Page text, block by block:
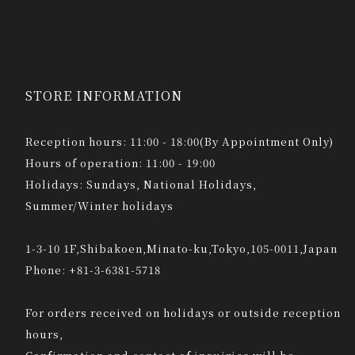
STORE INFORMATION
Reception hours: 11:00 - 18:00(By Appointment Only)
Hours of operation: 11:00 - 19:00
Holidays: Sundays, National Holidays,
Summer/Winter holidays
1-3-10 1F,Shibakoen,Minato-ku,Tokyo,105-0011,Japan
Phone: +81-3-6381-5718
For orders received on holidays or outside reception
hours,